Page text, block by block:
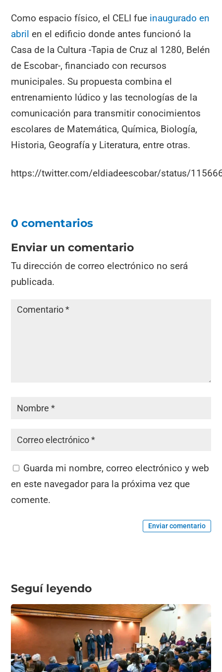
Como espacio físico, el CELI fue inaugurado en
abrilen el edificio donde antes funcionó la
Casa de la Cultura -Tapia de Cruz al 1280, Belén
de Escobar-, financiado con recursos
municipales. Su propuesta combina el
entrenamiento lúdico y las tecnologías de la
comunicación para transmitir conocimientos
escolares de Matemática, Química, Biología,
Historia, Geografía y Literatura, entre otras.
https://twitter.com/eldiadeescobar/status/
0 comentarios
Enviar un comentario
Tu dirección de correo electrónico no será
publicada.
Guarda mi nombre, correo electrónico y web
en este navegador para la próxima vez que
comente.
Enviar comentario
Seguí leyendo